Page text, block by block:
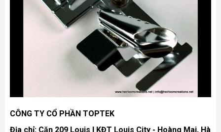
CÔNG TY CỔ PHẦN TOPTEK
Địa chỉ: Căn 209 Louis I KĐT Louis City - Hoàng Mai, Hà